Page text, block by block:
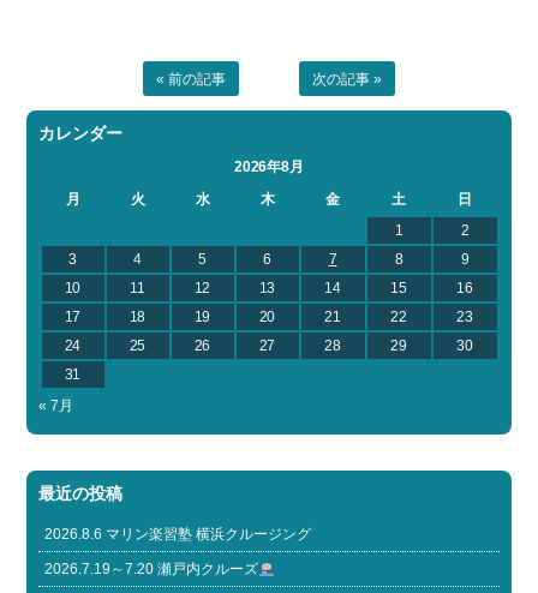
« 前の記事 次の記事 »
カレンダー
2026年8月
月
火 水 木 金 土
日
1
2
3
4 5 6 7 8
9
10
11 12 13 14 15
16
17
18 19 20 21 22
23
24
25 26 27 28 29
30
31
« 7月
最近の投稿
2026.8.6 マリン楽習塾 横浜クルージング
2026.7.19～7.20 瀬戸内クルーズ